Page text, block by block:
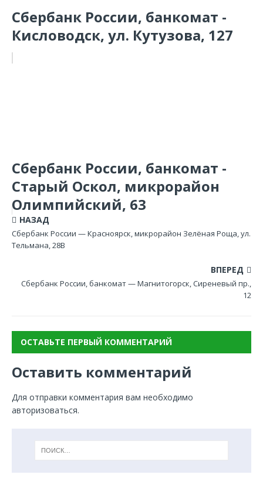
Сбербанк России, банкомат -
Кисловодск, ул. Кутузова, 127
Сбербанк России, банкомат -
Старый Оскол, микрорайон
Олимпийский, 63
НАЗАД
Сбербанк России — Красноярск, микрорайон Зелёная Роща, ул.
Тельмана, 28В
ВПЕРЕД
Сбербанк России, банкомат — Магнитогорск, Сиреневый пр.,
12
ОСТАВЬТЕ ПЕРВЫЙ КОММЕНТАРИЙ
Оставить комментарий
Для отправки комментария вам необходимо
авторизоваться.